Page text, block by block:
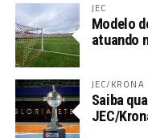
JEC
Modelo
atuando
JEC/KRONA
Saiba
JEC/